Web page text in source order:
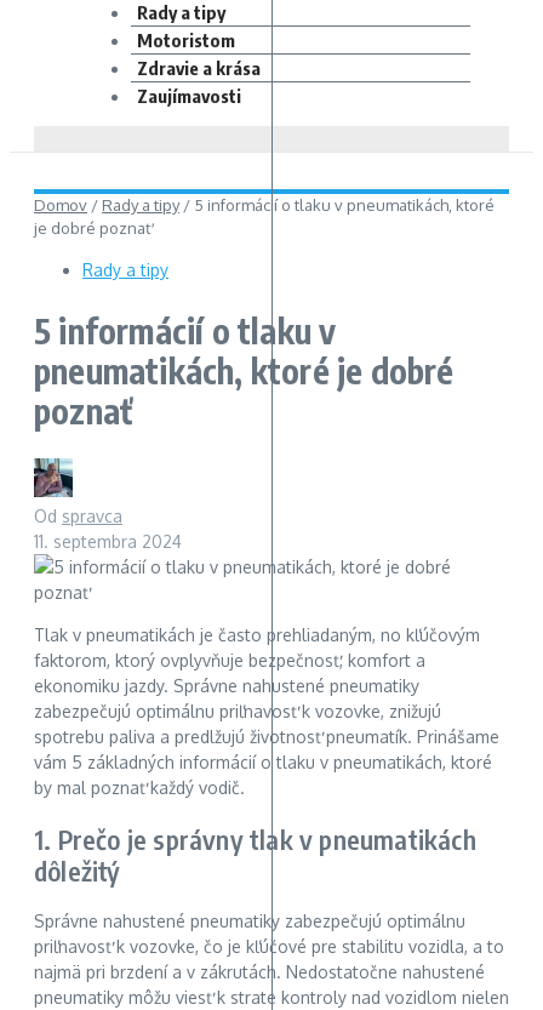
Rady a tipy
Motoristom
Zdravie a krása
Zaujímavosti
Domov / Rady a tipy/ 5 informácií o tlaku v pneumatikách, ktoré
je dobré poznať
Rady a tipy
5 informácií o tlaku v
pneumatikách, ktoré je dobré
poznať
Od spravca
11. septembra 2024
Tlak v pneumatikách je často prehliadaným, no kľúčovým
faktorom, ktorý ovplyvňuje bezpečnosť, komfort a
ekonomiku jazdy. Správne nahustené pneumatiky
zabezpečujú optimálnu priľnavosť k vozovke, znižujú
spotrebu paliva a predlžujú životnosť pneumatík. Prinášame
vám 5 základných informácií o tlaku v pneumatikách, ktoré
by mal poznať každý vodič.
1. Prečo je správny tlak v pneumatikách
dôležitý
Správne nahustené pneumatiky zabezpečujú optimálnu
priľnavosť k vozovke, čo je kľúčové pre stabilitu vozidla, a to
najmä pri brzdení a v zákrutách. Nedostatočne nahustené
pneumatiky môžu viesť k strate kontroly nad vozidlom nielen